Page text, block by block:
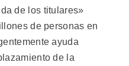
de los titulares»
de personas en
ayuda
de la